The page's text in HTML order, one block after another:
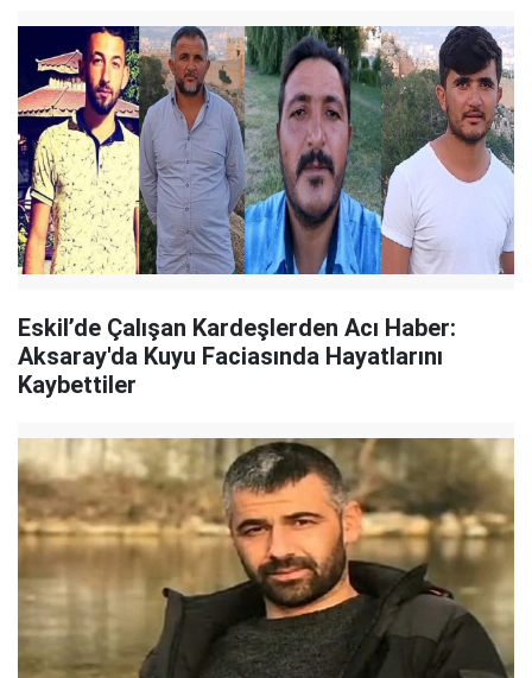
Eskil’de Çalışan Kardeşlerden Acı Haber:
Aksaray'da Kuyu Faciasında Hayatlarını
Kaybettiler